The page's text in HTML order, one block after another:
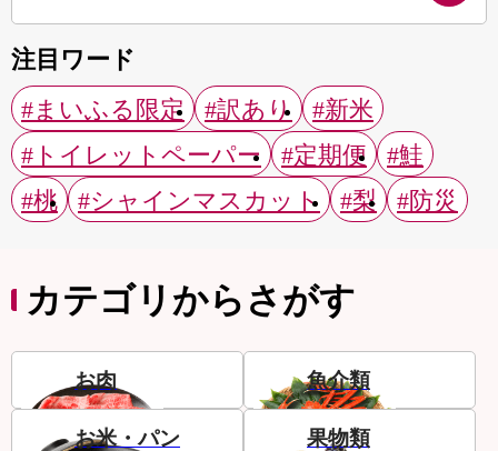
注目ワード
#まいふる限定
#訳あり
#新米
#トイレットペーパー
#定期便
#鮭
#桃
#シャインマスカット #梨 #防災
カテゴリからさがす
お肉 魚介類
お米・パン 果物類